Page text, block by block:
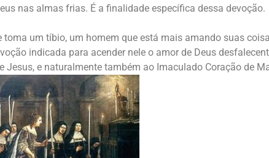
nas almas frias. É a finalidade específica dessa devoção.
toma um tíbio, um homem que está mais amando suas
indicada para acender nele o amor de Deus
Jesus, e naturalmente também ao Imaculado Coração de